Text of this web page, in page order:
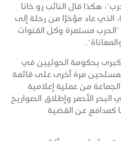
هكذا قال النائب رو خانا
الذي عاد مؤخرًا من رحلة إلى
"الحرب مستمرة وكل القنوات
بحكومة الحوثيين في
المسلحين مرة أخرى على قائمة
من عملية إعلامية
الأحمر وإطلاق الصواريخ
كمدافع عن القضية